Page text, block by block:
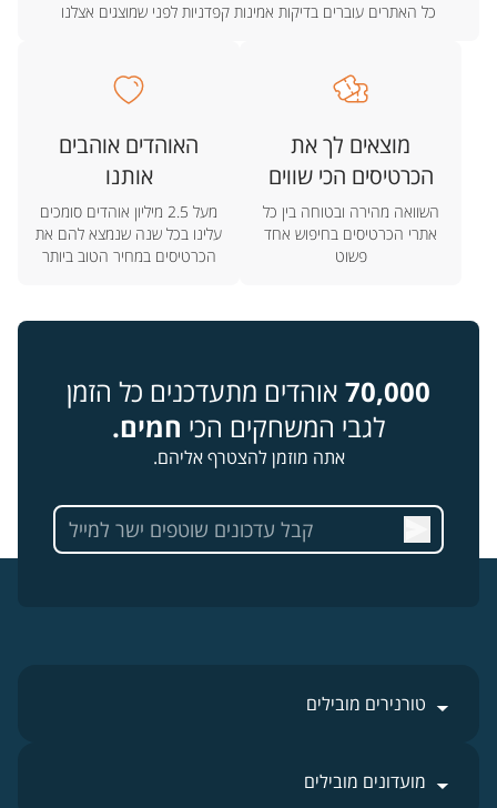
כל האתרים עוברים בדיקות אמינות קפדניות לפני שמוצגים אצלנו
מוצאים לך את
הכרטיסים הכי שווים
השוואה מהירה ובטוחה בין כל
אתרי הכרטיסים בחיפוש אחד
פשוט
האוהדים אוהבים
אותנו
מעל 2.5 מיליון אוהדים סומכים
עלינו בכל שנה שנמצא להם את
הכרטיסים במחיר הטוב ביותר
70,000 אוהדים מתעדכנים כל הזמן
לגבי המשחקים הכי חמים.
אתה מוזמן להצטרף אליהם.
טורנירים מובילים
מועדונים מובילים